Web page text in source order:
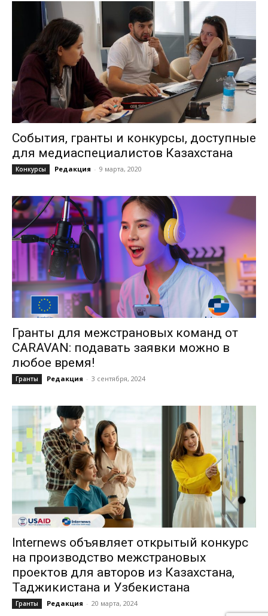
События, гранты и конкурсы, доступные
для медиаспециалистов Казахстана
Конкурсы Редакция - 9 марта, 2020
Гранты для межстрановых команд от
CARAVAN: подавать заявки можно в
любое время!
Гранты Редакция - 3 сентября, 2024
Internews объявляет открытый конкурс
на производство межстрановых
проектов для авторов из Казахстана,
Таджикистана и Узбекистана
Гранты Редакция - 20 марта, 2024